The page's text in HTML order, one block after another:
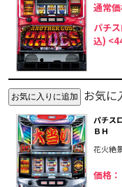
通常価
パチ
込)
お気に
パチス
ＢＨ
花火絶
価格